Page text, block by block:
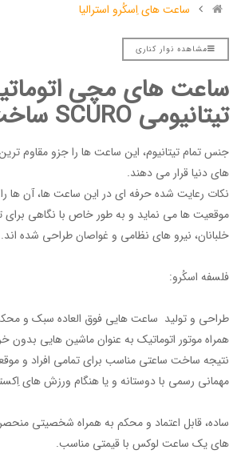
ساعت های اِسکُرو استرالیا
مشاهده نوار کناری
ساعت های مچی
تیتانیومی SCURO ساخت استرالیا
جنس تمام تیتانیوم، این ساعت ها را جزو مقاوم
های دنیا قرار می دهند.
نکات رعایت شده حرفه ای در این ساعت ها، آن ها
موقعیت ها می نماید و به طور خاص با نگاهی برای
خلبانان، نیرو های نظامی و غواصان طراحی شده اند.
فلسفه اسکُرو:
طراحی و تولید ساعت هایی فوق العاده سبک و
همراه موتور اتوماتیک به عنوان ماشین هایی بدون
نتیجه ساخت ساعتی مناسب برای تمامی افراد و
مهمانی رسمی با دوستانه و یا هنگام ورزش های
ساده، قابل اعتماد و محکم به همراه شخصیتی
های یک ساعت لوکس با قیمتی مناسب.